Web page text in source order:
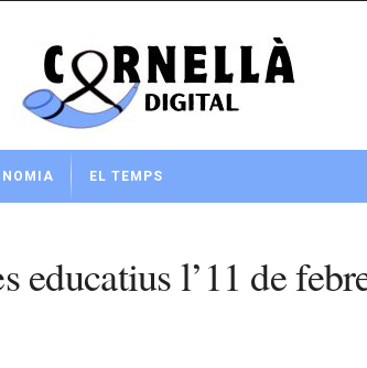
EL TEMPS
educatius l’11 de